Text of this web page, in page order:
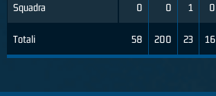
Squadra
Totali
0 0 1 0
58 200 23 16